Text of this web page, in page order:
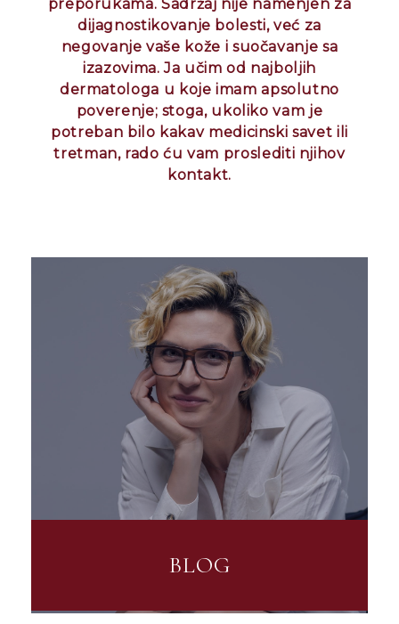
preporukama. Sadržaj nije namenjen za
dijagnostikovanje bolesti, već za
negovanje vaše kože i suočavanje sa
izazovima.Ja učim od najboljih
dermatologa u koje imam apsolutno
poverenje; stoga, ukoliko vam je
potreban bilo kakav medicinski savet ili
tretman, rado ću vam proslediti njihov
kontakt.
BLOG